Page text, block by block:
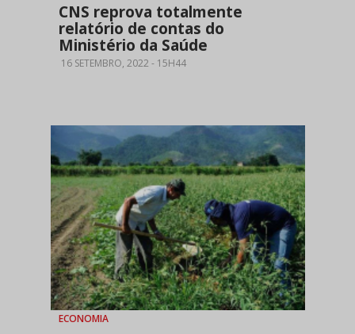
CNS reprova totalmente
relatório de contas do
Ministério da Saúde
16 SETEMBRO, 2022 - 15H44
ECONOMIA